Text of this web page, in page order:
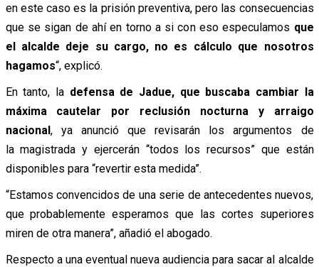
en este caso es la prisión preventiva, pero las consecuencias
que se sigan de ahí en torno a si con eso especulamos que
el alcalde deje su cargo, no es cálculo que nosotros
hagamos“, explicó.
En tanto, la defensa de Jadue, que buscaba cambiar la
máxima cautelar por reclusión nocturna y arraigo
nacional, ya anunció que revisarán los argumentos de
la magistrada y ejercerán “todos los recursos” que están
disponibles para “revertir esta medida”.
“Estamos convencidos de una serie de antecedentes nuevos,
que probablemente esperamos que las cortes superiores
miren de otra manera”, añadió el abogado.
Respecto a una eventual nueva audiencia para sacar al alcalde